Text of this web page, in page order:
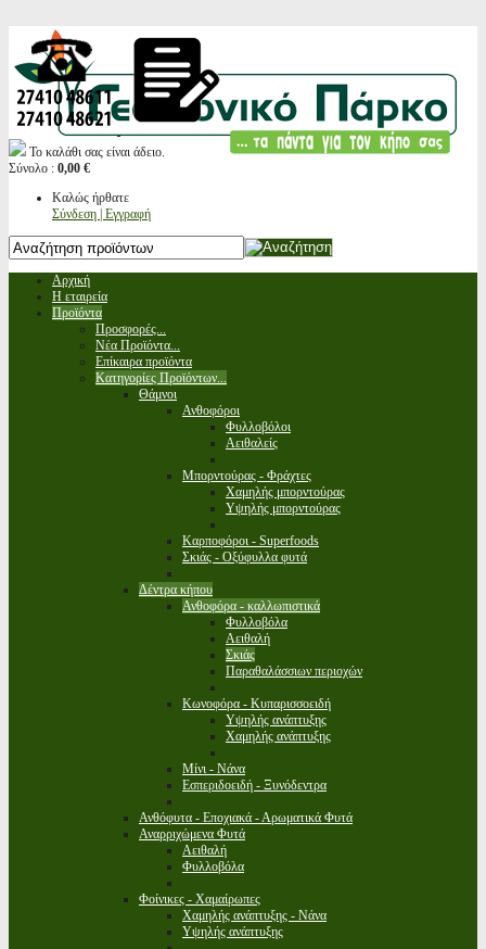
Το καλάθι σας είναι άδειο.
Σύνολο : 0,00 €
Καλώς ήρθατε
Σύνδεση | Εγγραφή
Αρχική
Η εταιρεία
Προϊόντα
Προσφορές...
Νέα Προϊόντα...
Επίκαιρα προϊόντα
Κατηγορίες Προϊόντων...
Θάμνοι
Ανθοφόροι
Φυλλοβόλοι
Αειθαλείς
Μπορντούρας - Φράχτες
Χαμηλής μπορντούρας
Υψηλής μπορντούρας
Καρποφόροι - Superfoods
Σκιάς - Οξύφυλλα φυτά
Δέντρα κήπου
Ανθοφόρα - καλλωπιστικά
Φυλλοβόλα
Αειθαλή
Σκιάς
Παραθαλάσσιων περιοχών
Κωνοφόρα - Κυπαρισσοειδή
Υψηλής ανάπτυξης
Χαμηλής ανάπτυξης
Μίνι - Νάνα
Εσπεριδοειδή - Ξυνόδεντρα
Ανθόφυτα - Εποχιακά - Αρωματικά Φυτά
Αναρριχώμενα Φυτά
Αειθαλή
Φυλλοβόλα
Φοίνικες - Χαμαίρωπες
Χαμηλής ανάπτυξης - Νάνα
Υψηλής ανάπτυξης